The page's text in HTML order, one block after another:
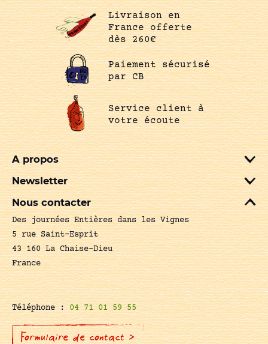
Livraison en
France offerte
dès 260€
Paiement sécurisé
par CB
Service client à
votre écoute
A propos
Newsletter
Nous contacter
Des journées Entières dans les Vignes
5 rue Saint-Esprit
43 160 La Chaise-Dieu
France
Téléphone :04 71 01 59 55
Formulaire de contact >